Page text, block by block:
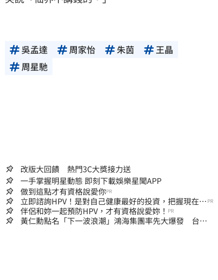
吳孟達 周家怡 朱茵
王晶
周星馳
改版大回饋 熱門3C大獎接力送
一手掌握明星動態 即刻下載娛樂星聞APP
做到這點才有資格說愛你PR
立即諮詢HPV！是對自己健康最好的投資，把握現在不
嫌晚！
PR
伴侶和妳一起預防HPV，才有資格說愛妳！ PR
黃仁勳點名「下一波浪潮」鴻海集團率先大爆發 台股